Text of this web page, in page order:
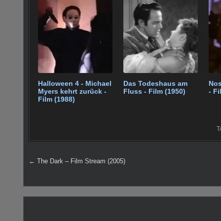
e
b
o
o
k
er e
st
bl
di
t
A
p
p
er
Halloween 4 - Michael
Myers kehrt zurück -
Film (1988)
Das Todeshaus am
Fluss - Film (1950)
-
Beitragsnavigation
← The Dark – Film Stream (2005)